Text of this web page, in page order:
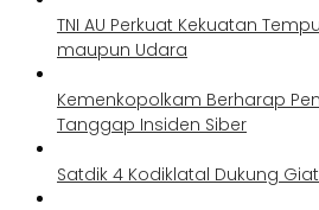
TNI AU Perkuat Kekuatan
maupun Udara
Kemenkopolkam Berharap
Tanggap Insiden Siber
Satdik 4 Kodiklatal Dukung